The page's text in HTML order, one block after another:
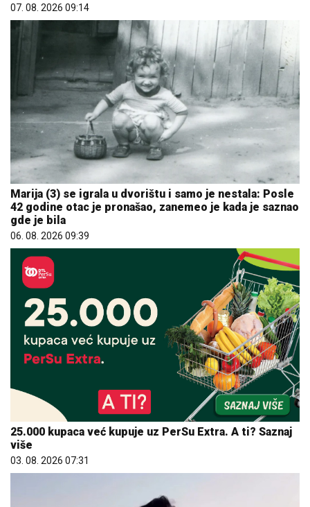
07. 08. 2026 09:14
Marija (3) se igrala u dvorištu i samo je nestala: Posle
42 godine otac je pronašao, zanemeo je kada je saznao
gde je bila
06. 08. 2026 09:39
25.000 kupaca već kupuje uz PerSu Extra. A ti? Saznaj
više
03. 08. 2026 07:31